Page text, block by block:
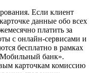
Если клиент
данные обо всех
платить за
с онлайн-сервисами и
бесплатно в рамках
банк».
карточкам комиссию